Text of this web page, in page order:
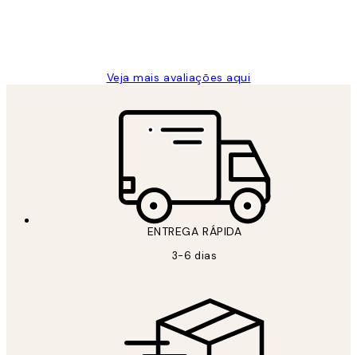
Veja mais avaliações aqui
ENTREGA RÁPIDA
3-6 dias